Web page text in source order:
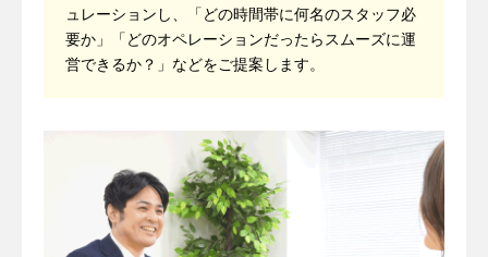
ュレーションし、「どの時間帯に何名のスタッフ必
要か」「どのオペレーションだったらスムーズに運
営できるか？」などをご提案します。